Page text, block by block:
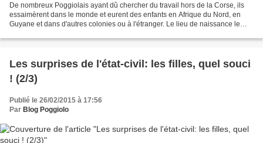
De nombreux Poggiolais ayant dû chercher du travail hors de la Corse, ils
essaimèrent dans le monde et eurent des enfants en Afrique du Nord, en
Guyane et dans d'autres colonies ou à l'étranger. Le lieu de naissance le
Les surprises de l'état-civil: les filles, quel souci
! (2/3)
Publié le 26/02/2015 à 17:56
Par Blog Poggiolo